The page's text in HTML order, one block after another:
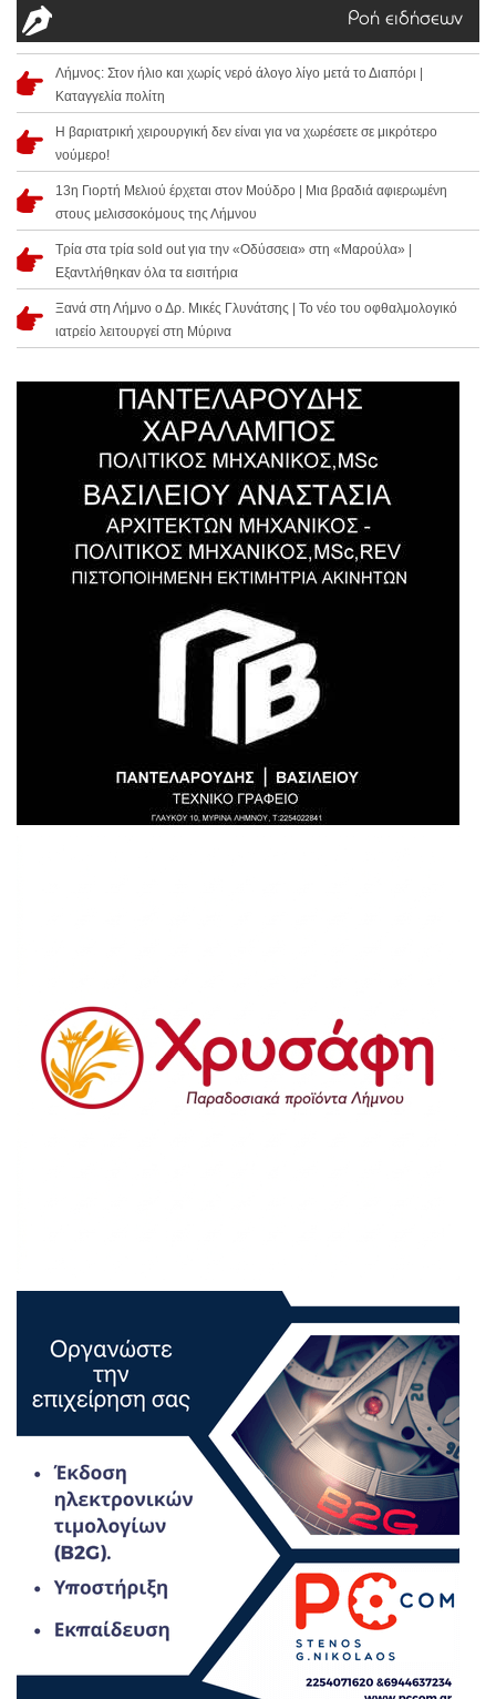
Ροή ειδήσεων
Λήμνος: Στον ήλιο και χωρίς νερό άλογο λίγο μετά το Διαπόρι |
Καταγγελία πολίτη
Η βαριατρική χειρουργική δεν είναι για να χωρέσετε σε μικρότερο
νούμερο!
13η Γιορτή Μελιού έρχεται στον Μούδρο | Μια βραδιά αφιερωμένη
στους μελισσοκόμους της Λήμνου
Τρία στα τρία sold out για την «Οδύσσεια» στη «Μαρούλα» |
Εξαντλήθηκαν όλα τα εισιτήρια
Ξανά στη Λήμνο ο Δρ. Μικές Γλυνάτσης | Το νέο του οφθαλμολογικό
ιατρείο λειτουργεί στη Μύρινα